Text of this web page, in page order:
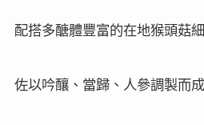
配搭多醣體豐富的在地猴頭菇
佐以吟釀、當歸、人參調製而